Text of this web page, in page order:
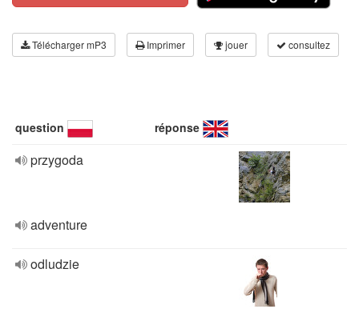
Télécharger mP3 Imprimer jouer consultez
question réponse
przygoda
adventure
odludzie